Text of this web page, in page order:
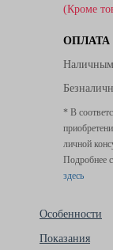
(Кроме
ОПЛАТА
* В
личной
Подробнее
здесь
Особенности
Показания